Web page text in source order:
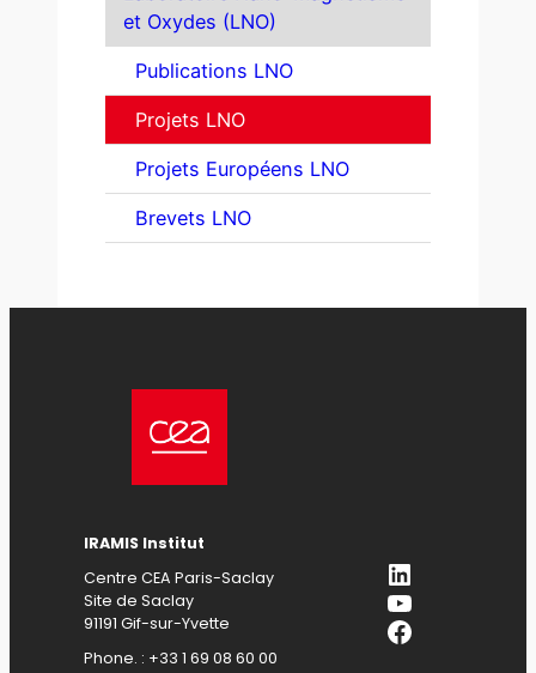
et Oxydes (LNO)
Publications LNO
Projets LNO
Projets Européens LNO
Brevets LNO
IRAMIS Institut
Centre CEA Paris-Saclay
Site de Saclay
91191 Gif-sur-Yvette
Phone. : +33 1 69 08 60 00
LinkedIn
YouTube
Facebook